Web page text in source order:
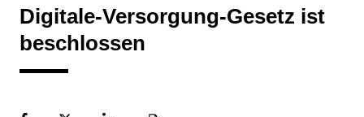
Digitale-Versorgung-Gesetz ist
beschlossen